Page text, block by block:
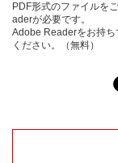
PDF形式のファイルを
aderが必要です。
Adobe Readerをお持ち
ください。（無料）